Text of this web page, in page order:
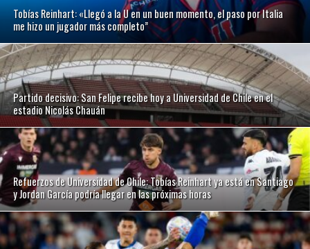
Tobías Reinhart: «Llegó a la U en un buen momento, el paso por Italia
me hizo un jugador más completo”
Partido decisivo: San Felipe recibe hoy a Universidad de Chile en el
estadio Nicolás Chauán
Refuerzos de Universidad de Chile: Tobías Reinhart ya está en Santiago
y Jordan García podría llegar en las próximas horas